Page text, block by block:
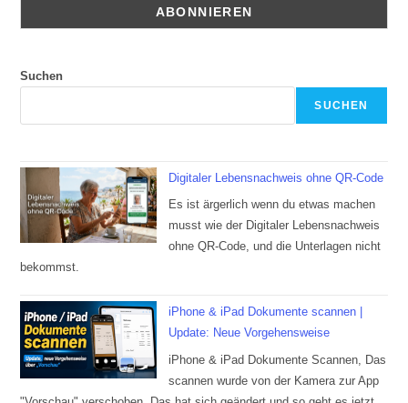
Suchen
SUCHEN
Digitaler Lebensnachweis ohne QR-Code
Es ist ärgerlich wenn du etwas machen
musst wie der Digitaler Lebensnachweis
ohne QR-Code, und die Unterlagen nicht
bekommst.
iPhone & iPad Dokumente scannen |
Update: Neue Vorgehensweise
iPhone & iPad Dokumente Scannen, Das
scannen wurde von der Kamera zur App